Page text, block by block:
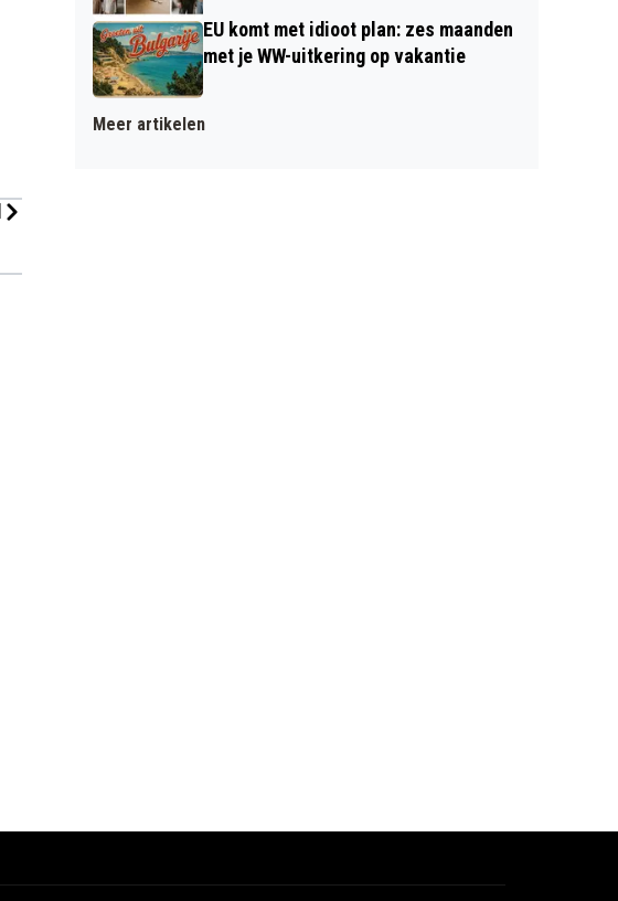
EU komt met idioot plan: zes maanden
met je WW-uitkering op vakantie
Meer artikelen